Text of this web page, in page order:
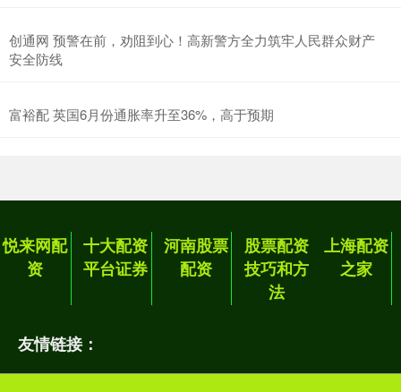
创通网 预警在前，劝阻到心！高新警方全力筑牢人民群众财产
安全防线
富裕配 英国6月份通胀率升至36%，高于预期
悦来网配
资
十大配资
平台证券
河南股票
配资
股票配资
技巧和方
法
上海配资
之家
友情链接：